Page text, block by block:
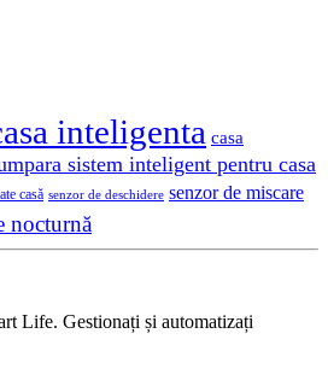
inteligenta casa
sistem inteligent pentru casa
casă senzor de deschidere senzor de miscare
nocturnă
Life. Gestionați și automatizați